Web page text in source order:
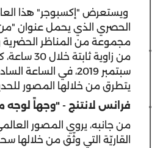
ويستعرض "إكسبوجر" هذا
الحصري الذي يحمل عنوان "من
مجموعة من المناظر الحضرية
سبتمبر 2019، في
يتطرق من خلالها المصور
فرانس لانتنج - "وجهاً لوجه
من جانبه، يروي المصور
القاريّة التي وثّق من خلالها